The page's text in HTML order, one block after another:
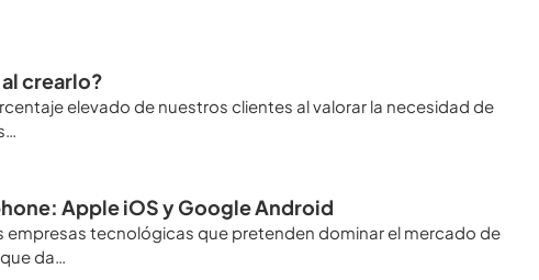
crearlo?
elevado de nuestros clientes al valorar la necesidad de
Apple iOS y Google Android
empresas tecnológicas que pretenden dominar el mercado de
da…